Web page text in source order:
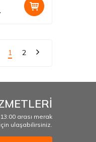
1 2
arası merak
ulaşabilirsiniz.